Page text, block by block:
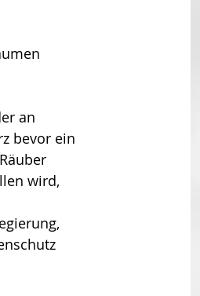
an
bevor ein
wird,